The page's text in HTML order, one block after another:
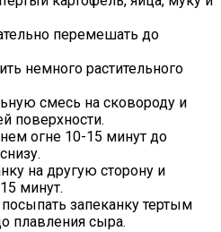
перемешать до
немного растительного
смесь на сковороду и
поверхности.
огне 10-15 минут до
на другую сторону и
минут.
запеканку тертым
плавления сыра.